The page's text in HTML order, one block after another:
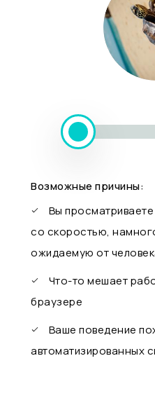
Возможные причины:
Вы
со скоростью,
ожидаемую от
Что-то мешает
браузере
Ваше поведение
автоматизированных